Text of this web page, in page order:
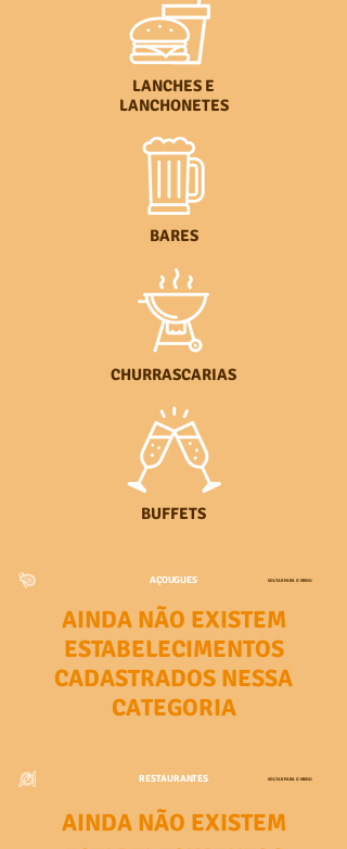
LANCHES E
LANCHONETES
BARES
CHURRASCARIAS
BUFFETS
AÇOUGUES VOLTAR PARA O MENU
AINDA NÃO EXISTEM
ESTABELECIMENTOS
CADASTRADOS NESSA
CATEGORIA
RESTAURANTES VOLTAR PARA O MENU
AINDA NÃO EXISTEM